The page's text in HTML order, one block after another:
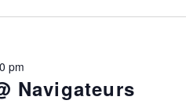
Navigateurs
pm